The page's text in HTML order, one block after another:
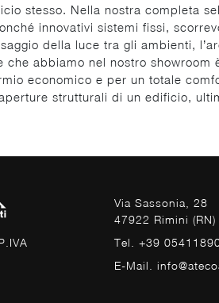
stesso. Nella nostra completa
innovativi sistemi fissi,
della luce tra gli ambienti,
che abbiamo nel nostro
economico e per un totale
strutturali di un edificio,
Via Sassonia, 28
47922 Rimini (RN)
Tel. +39
E-Mail.